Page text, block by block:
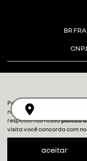
BR
Desacelere. Seu
vida.
Para otimizar sua
nossa política de cookies e
respeitamos nossapolítica
visita você concorda com
aceitar